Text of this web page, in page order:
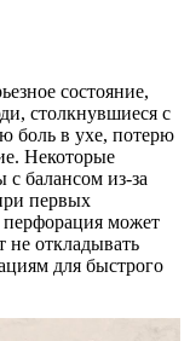
состояние,
столкнувшиеся с
боль в ухе, потерю
Некоторые
балансом из-за
первых
перфорация может
откладывать
для быстрого